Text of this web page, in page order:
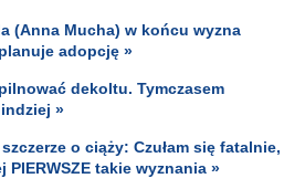
(Anna Mucha) w końcu wyzna
adopcję »
dekoltu. Tymczasem
»
o ciąży: Czułam się fatalnie,
PIERWSZE takie wyznania »